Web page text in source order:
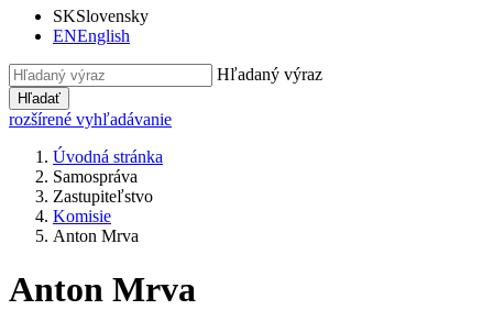
SKSlovensky
ENEnglish
Hľadaný výraz
Hľadať
rozšírené vyhľadávanie
Úvodná stránka
Samospráva
Zastupiteľstvo
Komisie
Anton Mrva
Anton Mrva